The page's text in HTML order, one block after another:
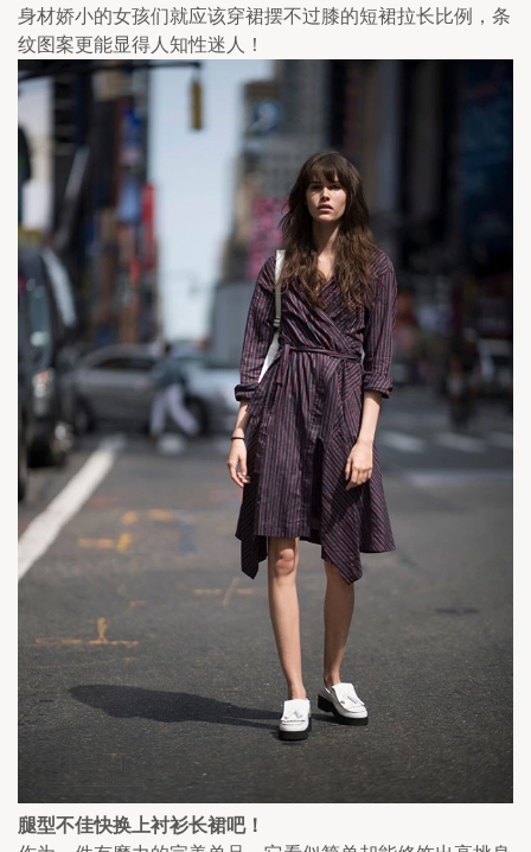
身材娇小的女孩们就应该穿裙摆不过膝的短裙拉长比例，条
纹图案更能显得人知性迷人！
腿型不佳快换上衬衫长裙吧！